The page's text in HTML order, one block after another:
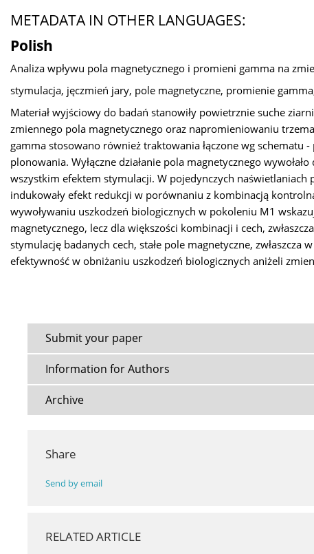
METADATA IN OTHER LANGUAGES:
Polish
Analiza wpływu pola magnetycznego i promieni gamma na
stymulacja, jęczmień jary, pole magnetyczne, promienie
Materiał wyjściowy do badań stanowiły powietrznie suche
zmiennego pola magnetycznego oraz napromieniowaniu
gamma stosowano również traktowania łączone wg
plonowania. Wyłączne działanie pola magnetycznego
wszystkim efektem stymulacji. W pojedynczych naświetlaniach
indukowały efekt redukcji w porównaniu z kombinacją
wywoływaniu uszkodzeń biologicznych w pokoleniu M1
magnetycznego, lecz dla większości kombinacji i cech,
stymulację badanych cech, stałe pole magnetyczne,
efektywność w obniżaniu uszkodzeń biologicznych aniżeli
Submit your paper
Information for Authors
Archive
Share
Send by email
RELATED ARTICLE